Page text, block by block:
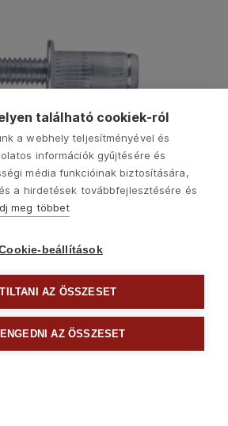
Következő
található cookiek-ról
a webhely teljesítményével és
információk gyűjtésére és
média funkcióinak biztosítására,
a hirdetések továbbfejlesztésére és
meg többet
beállítások
AZ ÖSSZESET
AZ ÖSSZESET